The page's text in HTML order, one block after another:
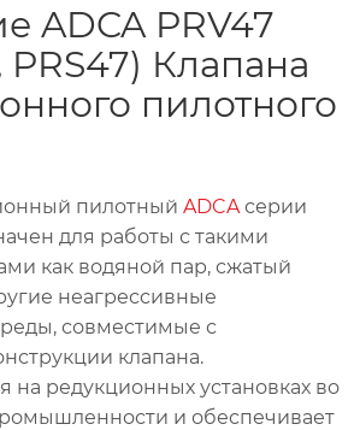
ADCA PRV47
PRS47) Клапана
пилотного
пилотный ADCAсерии
для работы с такими
как водяной пар, сжатый
неагрессивные
совместимые с
клапана.
на редукционных установках во
и обеспечивает